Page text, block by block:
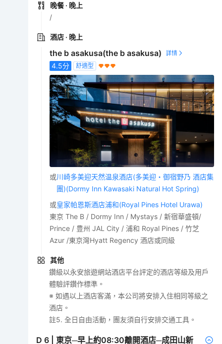
晚餐 · 晚上
/
酒店 · 晚上
the b asakusa(the b asakusa)
4.5分 舒適型
或川崎多美迎天然温泉酒店(多美迎・御宿野乃 酒店集
團)(Dormy Inn Kawasaki Natural Hot Spring)
或皇家帕恩斯酒店浦和(Royal Pines Hotel Urawa)
東京 The B / Dormy Inn / Mystays / 新宿華盛頓/
Prince / 豊州 JAL City / 浦和 Royal Pines / 竹芝
Azur /東京灣Hyatt Regency 酒店或同級
其他
鑽級以永安旅遊網站酒店平台評定的酒店等級及用戶
體驗評鑽作標準。
※ 如遇以上酒店客滿，本公司將安排入住相同等級之
酒店。
註5. 全日自由活動，團友須自行安排交通工具。
D6
東京─早上約08:30離開酒店─成田山新